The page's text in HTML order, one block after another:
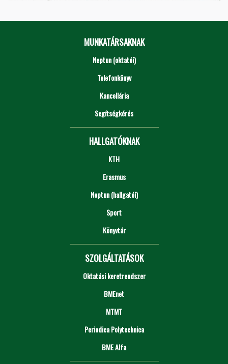
MUNKATÁRSAKNAK
Neptun (oktatói)
Telefonkönyv
Kancellária
Segítségkérés
HALLGATÓKNAK
KTH
Erasmus
Neptun (hallgatói)
Sport
Könyvtár
SZOLGÁLTATÁSOK
Oktatási keretrendszer
BMEnet
MTMT
Periodica Polytechnica
BME Alfa